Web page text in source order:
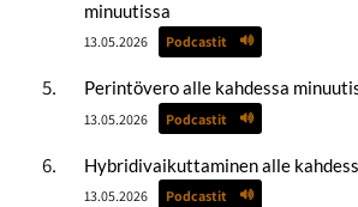
minuutissa
13.05.2026 Podcastit
Perintövero alle kahdessa
13.05.2026 Podcastit
Hybridivaikuttaminen alle
13.05.2026 Podcastit